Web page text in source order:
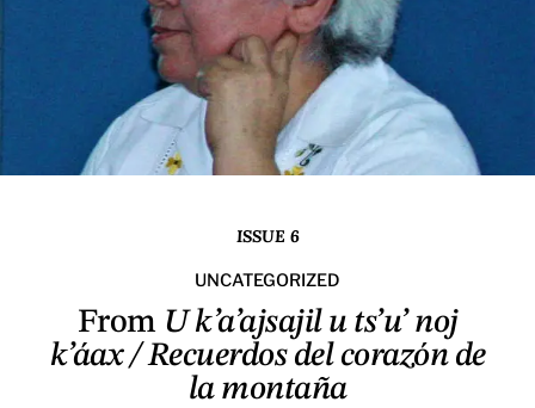
ISSUE 6
UNCATEGORIZED
From U k’a’ajsajil u ts’u’ noj
k’áax / Recuerdos del corazón de
la montaña